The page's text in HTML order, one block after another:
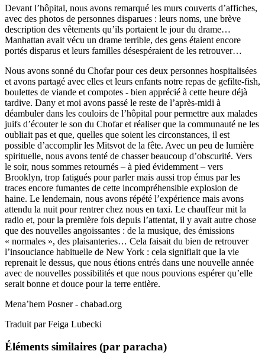
Devant l’hôpital, nous avons remarqué les murs couverts d’affiches,
avec des photos de personnes disparues : leurs noms, une brève
description des vêtements qu’ils portaient le jour du drame…
Manhattan avait vécu un drame terrible, des gens étaient encore
portés disparus et leurs familles désespéraient de les retrouver…
Nous avons sonné du Chofar pour ces deux personnes hospitalisées
et avons partagé avec elles et leurs enfants notre repas de gefilte-fish,
boulettes de viande et compotes - bien apprécié à cette heure déjà
tardive. Dany et moi avons passé le reste de l’après-midi à
déambuler dans les couloirs de l’hôpital pour permettre aux malades
juifs d’écouter le son du Chofar et réaliser que la communauté ne les
oubliait pas et que, quelles que soient les circonstances, il est
possible d’accomplir les Mitsvot de la fête. Avec un peu de lumière
spirituelle, nous avons tenté de chasser beaucoup d’obscurité. Vers
le soir, nous sommes retournés – à pied évidemment – vers
Brooklyn, trop fatigués pour parler mais aussi trop émus par les
traces encore fumantes de cette incompréhensible explosion de
haine. Le lendemain, nous avons répété l’expérience mais avons
attendu la nuit pour rentrer chez nous en taxi. Le chauffeur mit la
radio et, pour la première fois depuis l’attentat, il y avait autre chose
que des nouvelles angoissantes : de la musique, des émissions
« normales », des plaisanteries… Cela faisait du bien de retrouver
l’insouciance habituelle de New York : cela signifiait que la vie
reprenait le dessus, que nous étions entrés dans une nouvelle année
avec de nouvelles possibilités et que nous pouvions espérer qu’elle
serait bonne et douce pour la terre entière.
Mena’hem Posner - chabad.org
Traduit par Feiga Lubecki
Éléments similaires (par paracha)